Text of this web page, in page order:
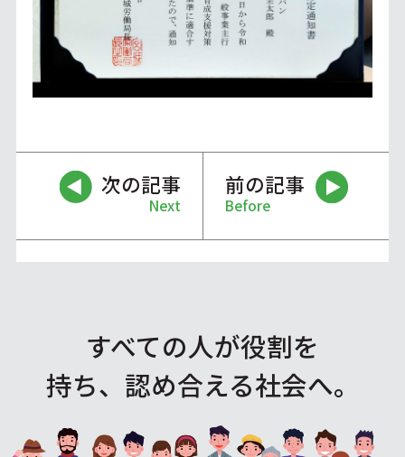
次の記事
Next
前の記事
Before
すべての人が役割を
持ち、認め合える社会へ。